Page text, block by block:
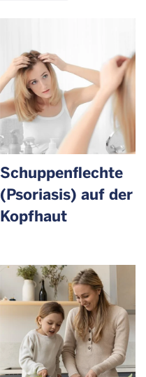
Schuppen­flechte
(Psoriasis) auf der
Kopfhaut